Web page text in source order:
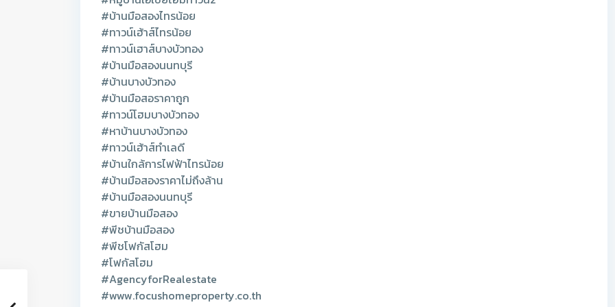
#บ้านมือสองไทรน้อย
#ทาวน์เฮ้าส์ไทรน้อย
#ทาวน์เฮาส์บางบัวทอง
#บ้านมือสองนนทบุรี
#บ้านบางบัวทอง
#บ้านมือสอราคาถูก
#ทาวน์โฮมบางบัวทอง
#หาบ้านบางบัวทอง
#ทาวน์เฮ้าส์ทำเลดี
#บ้านใกล้การไฟฟ้าไทรน้อย
#บ้านมือสองราคาไม่ถึงล้าน
#บ้านมือสองนนทบุรี
#ขายบ้านมือสอง
#พีชบ้านมือสอง
#พีชโฟกัสโฮม
#โฟกัสโฮม
#AgencyforRealestate
#www.focushomeproperty.co.th